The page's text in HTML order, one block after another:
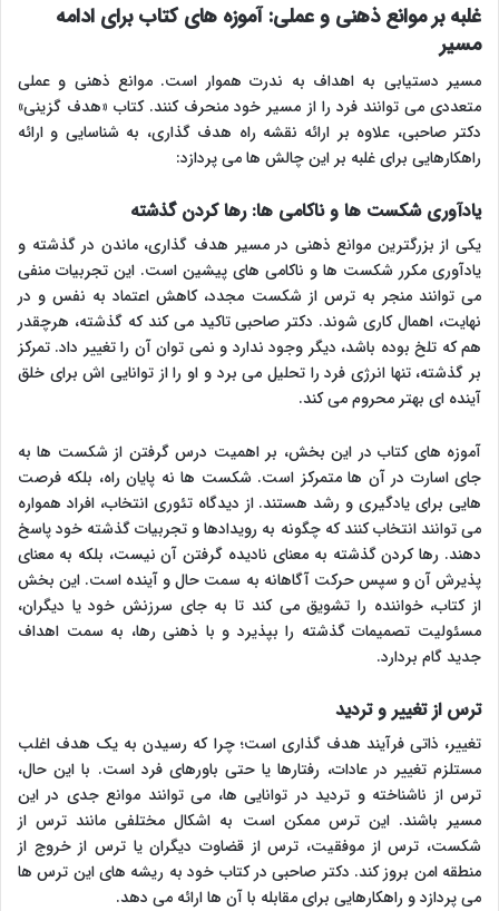
غلبه بر موانع ذهنی و عملی: آموزه های کتاب برای ادامه
مسیر
مسیر دستیابی به اهداف به ندرت هموار است. موانع ذهنی و عملی
متعددی می توانند فرد را از مسیر خود منحرف کنند. کتاب «هدف گزینی»
دکتر صاحبی، علاوه بر ارائه نقشه راه هدف گذاری، به شناسایی و ارائه
راهکارهایی برای غلبه بر این چالش ها می پردازد:
یادآوری شکست ها و ناکامی ها: رها کردن گذشته
یکی از بزرگترین موانع ذهنی در مسیر هدف گذاری، ماندن در گذشته و
یادآوری مکرر شکست ها و ناکامی های پیشین است. این تجربیات منفی
می توانند منجر به ترس از شکست مجدد، کاهش اعتماد به نفس و در
نهایت، اهمال کاری شوند. دکتر صاحبی تاکید می کند که گذشته، هرچقدر
هم که تلخ بوده باشد، دیگر وجود ندارد و نمی توان آن را تغییر داد. تمرکز
بر گذشته، تنها انرژی فرد را تحلیل می برد و او را از توانایی اش برای خلق
آینده ای بهتر محروم می کند.
آموزه های کتاب در این بخش، بر اهمیت درس گرفتن از شکست ها به
جای اسارت در آن ها متمرکز است. شکست ها نه پایان راه، بلکه فرصت
هایی برای یادگیری و رشد هستند. از دیدگاه تئوری انتخاب، افراد همواره
می توانند انتخاب کنند که چگونه به رویدادها و تجربیات گذشته خود پاسخ
دهند. رها کردن گذشته به معنای نادیده گرفتن آن نیست، بلکه به معنای
پذیرش آن و سپس حرکت آگاهانه به سمت حال و آینده است. این بخش
از کتاب، خواننده را تشویق می کند تا به جای سرزنش خود یا دیگران،
مسئولیت تصمیمات گذشته را بپذیرد و با ذهنی رها، به سمت اهداف
جدید گام بردارد.
ترس از تغییر و تردید
تغییر، ذاتی فرآیند هدف گذاری است؛ چرا که رسیدن به یک هدف اغلب
مستلزم تغییر در عادات، رفتارها یا حتی باورهای فرد است. با این حال،
ترس از ناشناخته و تردید در توانایی ها، می توانند موانع جدی در این
مسیر باشند. این ترس ممکن است به اشکال مختلفی مانند ترس از
شکست، ترس از موفقیت، ترس از قضاوت دیگران یا ترس از خروج از
منطقه امن بروز کند. دکتر صاحبی در کتاب خود به ریشه های این ترس ها
می پردازد و راهکارهایی برای مقابله با آن ها ارائه می دهد.